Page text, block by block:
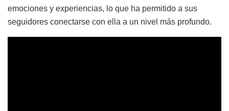
emociones y experiencias, lo que ha permitido a sus
seguidores conectarse con ella a un nivel más profundo.